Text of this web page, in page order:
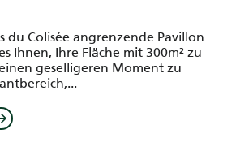
du Colisée angrenzende Pavillon
Ihnen, Ihre Fläche mit 300m² zu
geselligeren Moment zu